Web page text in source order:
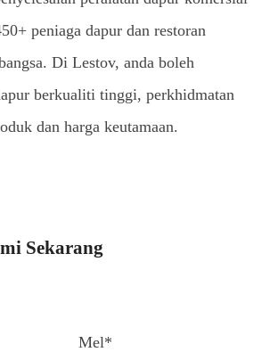
peniaga dapur dan restoran
Di Lestov, anda boleh
berkualiti tinggi, perkhidmatan
dan harga keutamaan.
Sekarang
Mel*